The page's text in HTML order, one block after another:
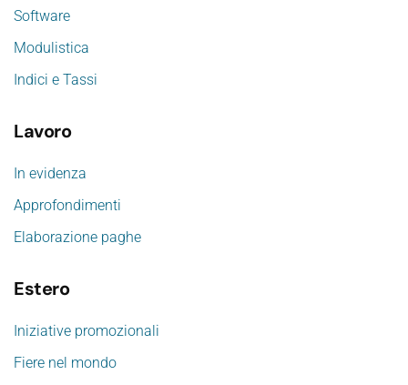
Software
Modulistica
Indici e Tassi
Lavoro
In evidenza
Approfondimenti
Elaborazione paghe
Estero
Iniziative promozionali
Fiere nel mondo